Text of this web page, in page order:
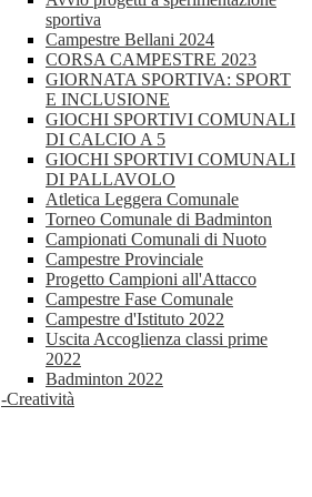
sportiva
Campestre Bellani 2024
CORSA CAMPESTRE 2023
GIORNATA SPORTIVA: SPORT
E INCLUSIONE
GIOCHI SPORTIVI COMUNALI
DI CALCIO A 5
GIOCHI SPORTIVI COMUNALI
DI PALLAVOLO
Atletica Leggera Comunale
Torneo Comunale di Badminton
Campionati Comunali di Nuoto
Campestre Provinciale
Progetto Campioni all'Attacco
Campestre Fase Comunale
Campestre d'Istituto 2022
Uscita Accoglienza classi prime
2022
Badminton 2022
-Creatività